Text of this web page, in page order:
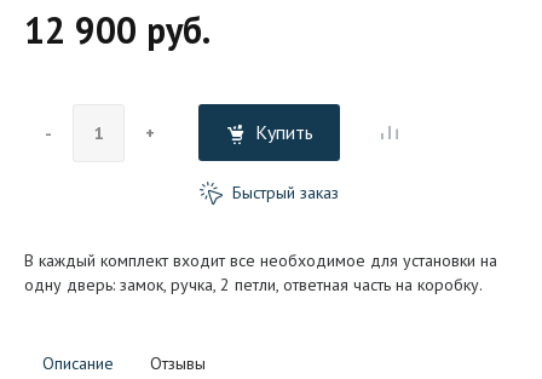
12 900 руб.
- + Купить
Быстрый заказ
В каждый комплект входит все необходимое для установки на
одну дверь: замок, ручка, 2 петли, ответная часть на коробку.
Описание Отзывы